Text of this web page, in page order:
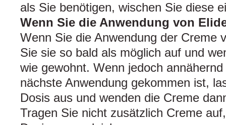
als Sie benötigen, wischen Sie diese
Wenn Sie die Anwendung von
Wenn Sie die Anwendung der Creme
Sie sie so bald als möglich auf und
wie gewohnt. Wenn jedoch
nächste Anwendung gekommen ist,
Dosis aus und wenden die Creme
Tragen Sie nicht zusätzlich Creme